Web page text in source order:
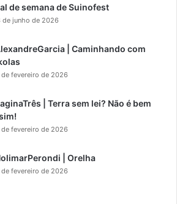
de semana de Suinofest
de junho de 2026
| Caminhando com
de fevereiro de 2026
| Terra sem lei? Não é bem
de fevereiro de 2026
| Orelha
de fevereiro de 2026